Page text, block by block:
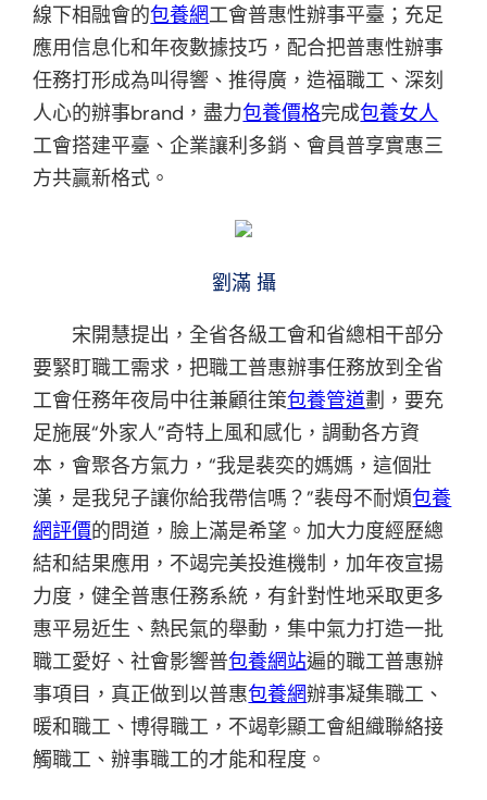
線下相融會的包養網工會普惠性辦事平臺；充足
應用信息化和年夜數據技巧，配合把普惠性辦事
任務打形成為叫得響、推得廣，造福職工、深刻
人心的辦事brand，盡力包養價格完成包養女人
工會搭建平臺、企業讓利多銷、會員普享實惠三
方共贏新格式。
劉滿 攝
宋開慧提出，全省各級工會和省總相干部分
要緊盯職工需求，把職工普惠辦事任務放到全省
工會任務年夜局中往兼顧往策包養管道劃，要充
足施展“外家人”奇特上風和感化，調動各方資
本，會聚各方氣力，“我是裴奕的媽媽，這個壯
漢，是我兒子讓你給我帶信嗎？”裴母不耐煩包養
網評價的問道，臉上滿是希望。加大力度經歷總
結和結果應用，不竭完美投進機制，加年夜宣揚
力度，健全普惠任務系統，有針對性地采取更多
惠平易近生、熱民氣的舉動，集中氣力打造一批
職工愛好、社會影響普包養網站遍的職工普惠辦
事項目，真正做到以普惠包養網辦事凝集職工、
暖和職工、博得職工，不竭彰顯工會組織聯絡接
觸職工、辦事職工的才能和程度。